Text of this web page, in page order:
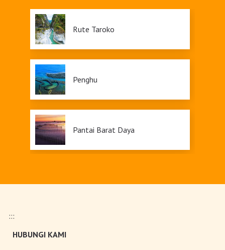
Rute Taroko
Penghu
Pantai Barat Daya
:::
HUBUNGI KAMI